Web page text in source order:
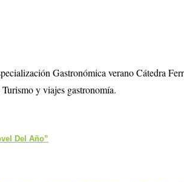
Gastronómica verano Cátedra
y viajes gastronomía.
Del Año”